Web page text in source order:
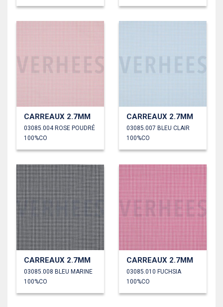
CARREAUX 2.7MM
03085.004 ROSE POUDRÉ
100%CO
CARREAUX 2.7MM
03085.007 BLEU CLAIR
100%CO
CARREAUX 2.7MM
03085.008 BLEU MARINE
100%CO
CARREAUX 2.7MM
03085.010 FUCHSIA
100%CO